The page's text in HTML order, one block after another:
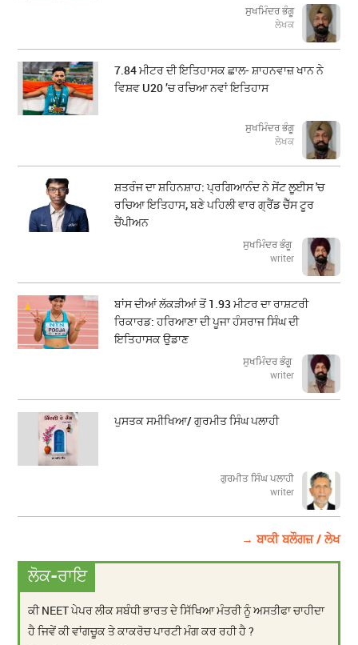
ਸੁਖਮਿੰਦਰ ਭੰਗੂ
ਲੇਖਕ
7.84 ਮੀਟਰ ਦੀ ਇਤਿਹਾਸਕ ਛਾਲ- ਸ਼ਾਹਨਵਾਜ਼ ਖਾਨ ਨੇ
ਵਿਸ਼ਵ U20 ’ਚ ਰਚਿਆ ਨਵਾਂ ਇਤਿਹਾਸ
ਸੁਖਮਿੰਦਰ ਭੰਗੂ
ਲੇਖਕ
ਸ਼ਤਰੰਜ ਦਾ ਸ਼ਹਿਨਸ਼ਾਹ: ਪ੍ਰਗਿਆਨੰਦ ਨੇ ਸੇਂਟ ਲੂਈਸ 'ਚ
ਰਚਿਆ ਇਤਿਹਾਸ, ਬਣੇ ਪਹਿਲੀ ਵਾਰ ਗ੍ਰੈਂਡ ਚੈੱਸ ਟੂਰ
ਚੈਂਪੀਅਨ
ਸੁਖਮਿੰਦਰ ਭੰਗੂ
writer
ਬਾਂਸ ਦੀਆਂ ਲੱਕੜੀਆਂ ਤੋਂ 1.93 ਮੀਟਰ ਦਾ ਰਾਸ਼ਟਰੀ
ਰਿਕਾਰਡ: ਹਰਿਆਣਾ ਦੀ ਪੂਜਾ ਹੰਸਰਾਜ ਸਿੰਘ ਦੀ
ਇਤਿਹਾਸਕ ਉਡਾਣ
ਸੁਖਮਿੰਦਰ ਭੰਗੂ
writer
ਪੁਸਤਕ ਸਮੀਖਿਆ/ ਗੁਰਮੀਤ ਸਿੰਘ ਪਲਾਹੀ
ਗੁਰਮੀਤ ਸਿੰਘ ਪਲਾਹੀ
writer
→ ਬਾਕੀ ਬਲੌਗਜ਼ / ਲੇਖ
ਲੋਕ-ਰਾਇ
ਕੀ NEET ਪੇਪਰ ਲੀਕ ਸਬੰਧੀ ਭਾਰਤ ਦੇ ਸਿੱਖਿਆ ਮੰਤਰੀ ਨੂੰ ਅਸਤੀਫਾ ਚਾਹੀਦਾ
ਹੈ ਜਿਵੇਂ ਕੀ ਵਾਂਗਚੂਕ ਤੇ ਕਾਕਰੋਚ ਪਾਰਟੀ ਮੰਗ ਕਰ ਰਹੀ ਹੈ ?